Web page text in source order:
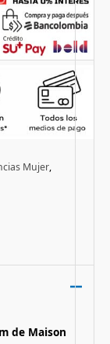
Mujer,
de Maison